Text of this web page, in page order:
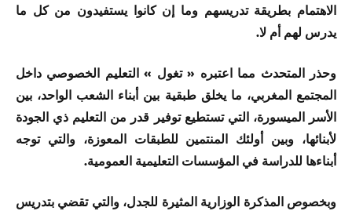
الاهتمام بطريقة تدريسهم وما إن كانوا يستفيدون من كل ما
يدرس لهم أم لا.
وحذر المتحدث مما اعتبره « تغول » التعليم الخصوصي داخل
المجتمع المغربي، ما يخلق طبقية بين أبناء الشعب الواحد، بين
الأسر الميسورة، التي تستطيع توفير قدر من التعليم ذي الجودة
لأبنائها، وبين أولئك المنتمين للطبقات المعوزة، والتي توجه
أبناءها للدراسة في المؤسسات التعليمية العمومية.
وبخصوص المذكرة الوزارية المثيرة للجدل، والتي تقضي بتدريس